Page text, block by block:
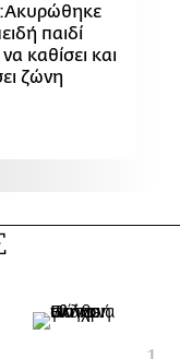
παιδί
καθίσει και
ζώνη